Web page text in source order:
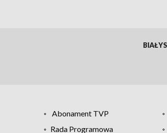
Abonament TVP
Rada Programowa